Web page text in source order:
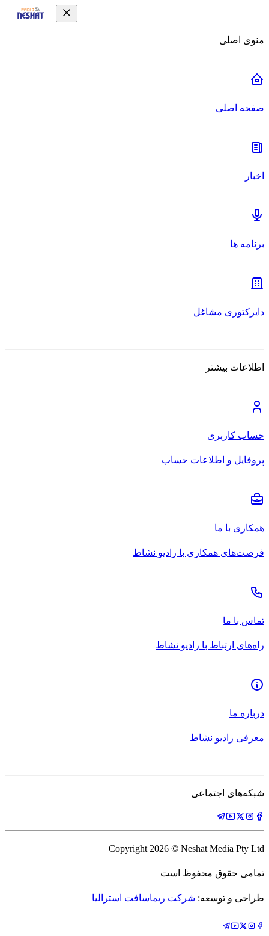
منوی اصلی
صفحه اصلی
اخبار
برنامه ها
دایرکتوری مشاغل
اطلاعات بیشتر
حساب کاربری
پروفایل و اطلاعات حساب
همکاری با ما
فرصت‌های همکاری با رادیو نشاط
تماس با ما
راه‌های ارتباط با رادیو نشاط
درباره ما
معرفی رادیو نشاط
شبکه‌های اجتماعی
Copyright 2026 © Neshat Media Pty Ltd
تمامی حقوق محفوظ است
طراحی و توسعه: شرکت ریماسافت استرالیا